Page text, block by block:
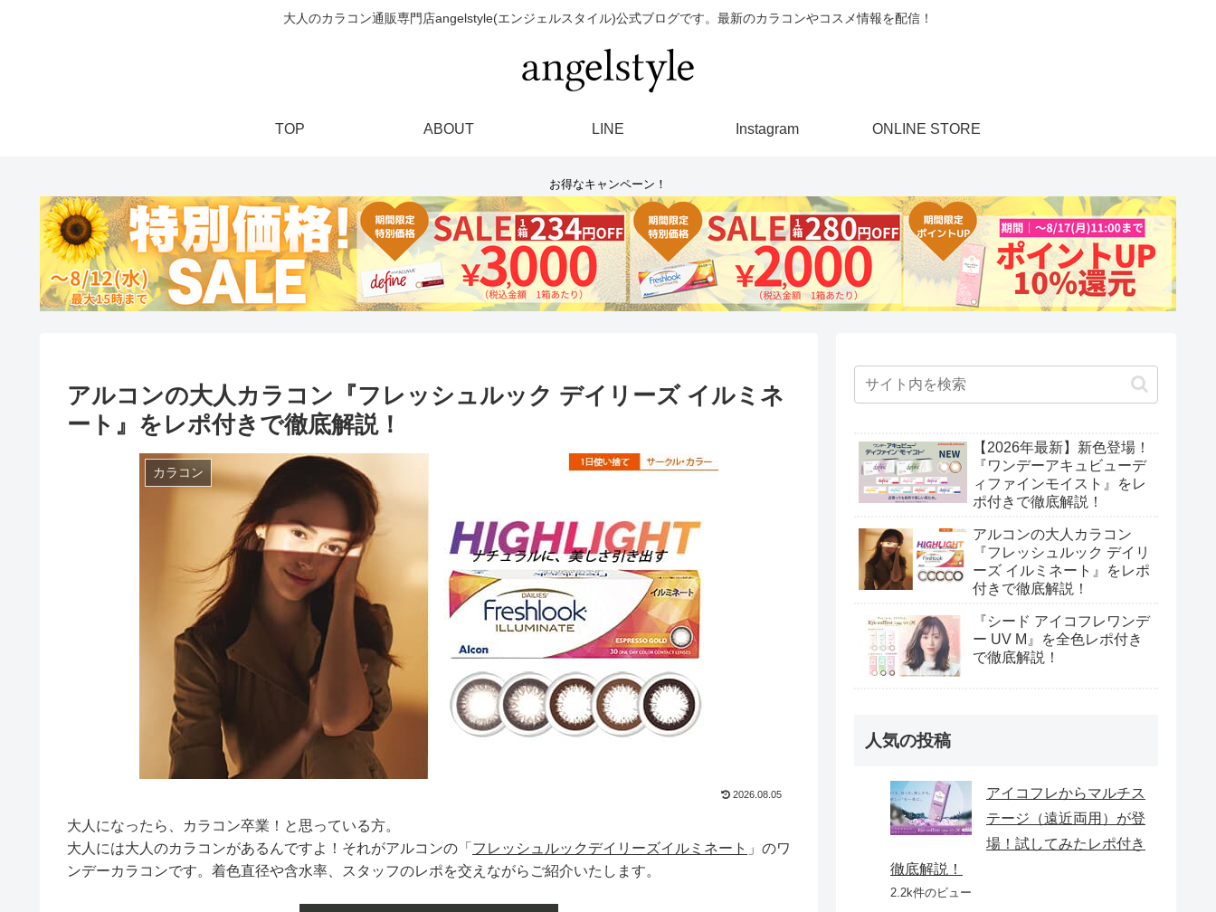
大人のカラコン通販専門店angelstyle(エンジェルスタイル)公式ブログです。最新のカラコンやコスメ情報を配信！
TOP ABOUT LINE Instagram ONLINE STORE
お得なキャンペーン！
アルコンの大人カラコン『フレッシュルック デイリーズ イルミネ
ート』をレポ付きで徹底解説！
カラコン
2026.08.05
大人になったら、カラコン卒業！と思っている方。
大人には大人のカラコンがあるんですよ！それがアルコンの「 フレッシュルックデイリーズイルミネート 」のワ
ンデーカラコンです。着色直径や含水率、スタッフのレポを交えながらご紹介いたします。
【2026年最新】新色登場！
『ワンデーアキュビューデ
ィファインモイスト』をレ
ポ付きで徹底解説！
アルコンの大人カラコン
『フレッシュルック デイリ
ーズ イルミネート』をレポ
付きで徹底解説！
『シード アイコフレワンデ
ー UV M』を全色レポ付き
で徹底解説！
人気の投稿
アイコフレからマルチス
テージ（遠近両用）が登
場！試してみたレポ付き
徹底解説！
2.2k件のビュー